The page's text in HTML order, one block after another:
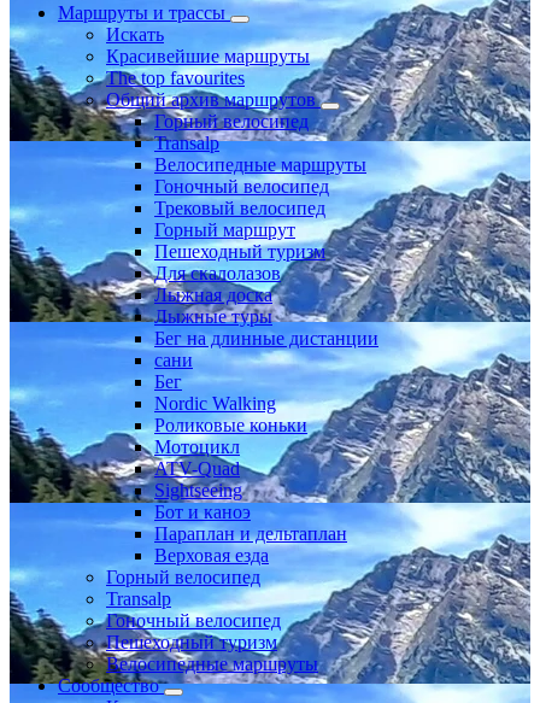
Маршруты и трассы
Искать
Красивейшие маршруты
The top favourites
Общий архив маршрутов
Горный велосипед
Transalp
Велосипедные маршруты
Гоночный велосипед
Трековый велосипед
Горный маршрут
Пешеходный туризм
Для скалолазов
Лыжная доска
Лыжные туры
Бег на длинные дистанции
сани
Бег
Nordic Walking
Роликовые коньки
Мотоцикл
ATV-Quad
Sightseeing
Бот и каноэ
Параплан и дельтаплан
Верховая езда
Горный велосипед
Transalp
Гоночный велосипед
Пешеходный туризм
Велосипедные маршруты
Сообщество